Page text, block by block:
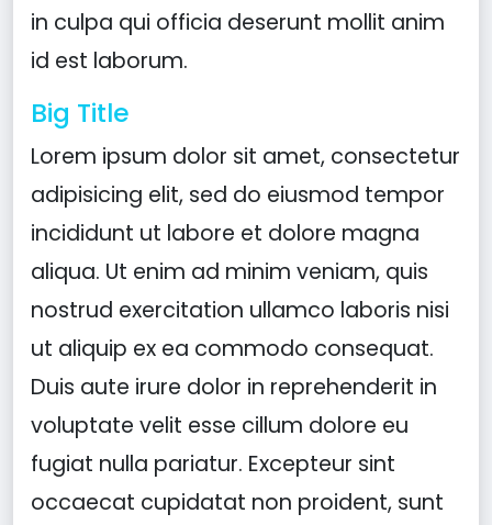
in culpa qui officia deserunt mollit anim
id est laborum.
Big Title
Lorem ipsum dolor sit amet, consectetur
adipisicing elit, sed do eiusmod tempor
incididunt ut labore et dolore magna
aliqua. Ut enim ad minim veniam, quis
nostrud exercitation ullamco laboris nisi
ut aliquip ex ea commodo consequat.
Duis aute irure dolor in reprehenderit in
voluptate velit esse cillum dolore eu
fugiat nulla pariatur. Excepteur sint
occaecat cupidatat non proident, sunt